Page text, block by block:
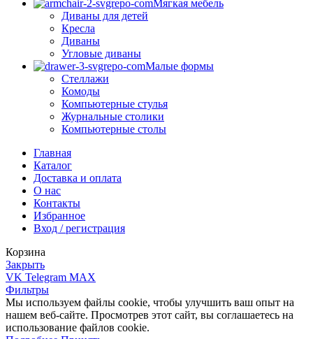
Мягкая мебель
Диваны для детей
Кресла
Диваны
Угловые диваны
Малые формы
Стеллажи
Комоды
Компьютерные стулья
Журнальные столики
Компьютерные столы
Главная
Каталог
Доставка и оплата
О нас
Контакты
Избранное
Вход / регистрация
Корзина
Закрыть
VK Telegram MAX
Фильтры
Мы используем файлы cookie, чтобы улучшить ваш опыт на
нашем веб-сайте. Просмотрев этот сайт, вы соглашаетесь на
использование файлов cookie.